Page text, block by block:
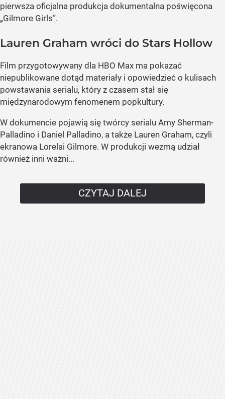
pierwsza oficjalna produkcja dokumentalna poświęcona
„Gilmore Girls”.
Lauren Graham wróci do Stars Hollow
Film przygotowywany dla HBO Max ma pokazać
niepublikowane dotąd materiały i opowiedzieć o kulisach
powstawania serialu, który z czasem stał się
międzynarodowym fenomenem popkultury.
W dokumencie pojawią się twórcy serialu Amy Sherman-
Palladino i Daniel Palladino, a także Lauren Graham, czyli
ekranowa Lorelai Gilmore. W produkcji wezmą udział
również inni ważni...
CZYTAJ DALEJ